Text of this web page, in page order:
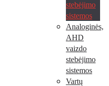
stebėjimo
sistemos
Analoginės,
AHD
vaizdo
stebėjimo
sistemos
Vartų